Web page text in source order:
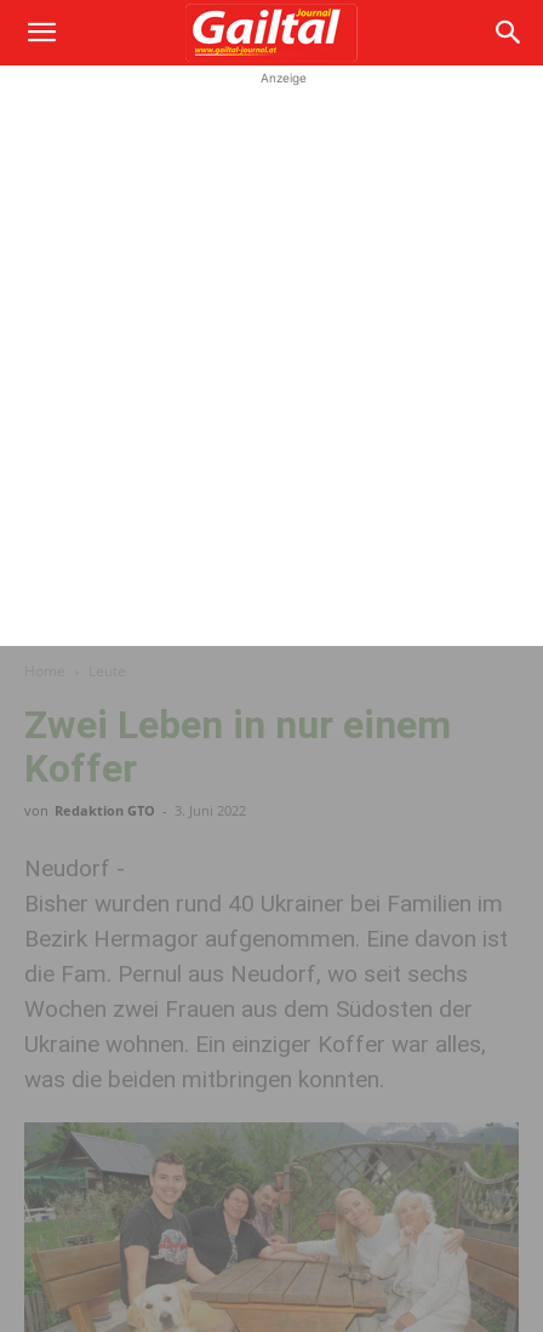
Anzeige
Zwei Leben in nur einem
Koffer
von Redaktion GTO - 3. Juni 2022
Neudorf -
Bisher wurden rund 40 Ukrainer bei Familien im
Bezirk Hermagor aufgenommen. Eine davon ist
die Fam. Pernul aus Neudorf, wo seit sechs
Wochen zwei Frauen aus dem Südosten der
Ukraine wohnen. Ein einziger Koffer war alles,
was die beiden mitbringen konnten.